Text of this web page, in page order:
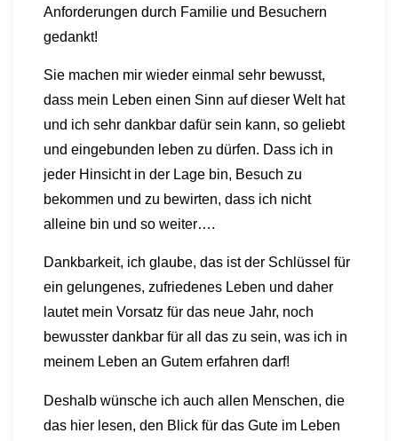
Anforderungen durch Familie und Besuchern
gedankt!
Sie machen mir wieder einmal sehr bewusst,
dass mein Leben einen Sinn auf dieser Welt hat
und ich sehr dankbar dafür sein kann, so geliebt
und eingebunden leben zu dürfen. Dass ich in
jeder Hinsicht in der Lage bin, Besuch zu
bekommen und zu bewirten, dass ich nicht
alleine bin und so weiter….
Dankbarkeit, ich glaube, das ist der Schlüssel für
ein gelungenes, zufriedenes Leben und daher
lautet mein Vorsatz für das neue Jahr, noch
bewusster dankbar für all das zu sein, was ich in
meinem Leben an Gutem erfahren darf!
Deshalb wünsche ich auch allen Menschen, die
das hier lesen, den Blick für das Gute im Leben